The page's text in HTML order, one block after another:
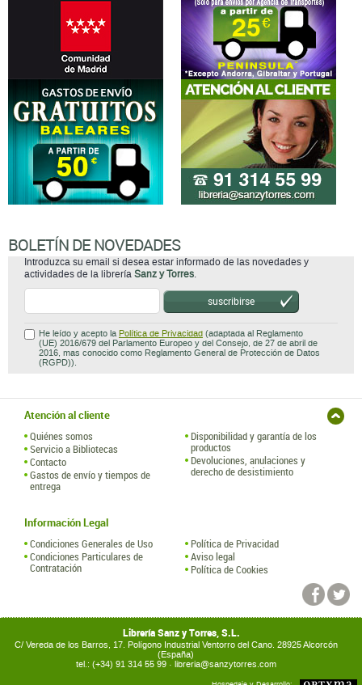
BOLETÍN DE NOVEDADES
Introduzca su email si desea estar informado de las novedades y
actividades de la librería Sanz y Torres.
suscribirse
He leído y acepto la Política de Privacidad (adaptada al Reglamento
(UE) 2016/679 del Parlamento Europeo y del Consejo, de 27 de abril de
2016, mas conocido como Reglamento General de Protección de Datos
(RGPD)).
Atención al cliente
Quiénes somos
Servicio a Bibliotecas
Contacto
Gastos de envío y tiempos de
entrega
Disponibilidad y garantía de los
productos
Devoluciones, anulaciones y
derecho de desistimiento
Información Legal
Condiciones Generales de Uso
Condiciones Particulares de
Contratación
Política de Privacidad
Aviso legal
Política de Cookies
Librería Sanz y Torres, S.L.
C/ Vereda de los Barros, 17. Polígono Industrial Ventorro del Cano. 28925 Alcorcón
(España)
tel.: (+34) 91 314 55 99 · libreria@sanzytorres.com